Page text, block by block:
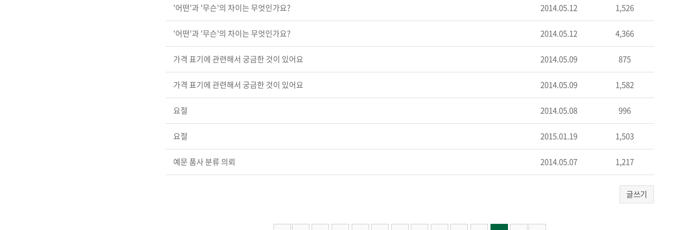
'어떤'과 '무슨'의 차이는 무엇인가요? 2014.05.12 1,526
'어떤'과 '무슨'의 차이는 무엇인가요? 2014.05.12 4,366
가격 표기에 관련해서 궁금한 것이 있어요 2014.05.09 875
가격 표기에 관련해서 궁금한 것이 있어요 2014.05.09 1,582
요절 2014.05.08 996
요절 2015.01.19 1,503
예문 품사 분류 의뢰 2014.05.07 1,217
글쓰기